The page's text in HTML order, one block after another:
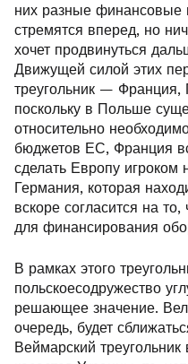
них разные финансовые
стремятся вперед, но
хочет продвинуться
Движущей силой этих
треугольник —
поскольку в Польше
относительно
бюджетов ЕС, Франция
сделать Европу
Германия, которая
вскоре согласится на
для финансирования
В рамках этого
польскоесодружество
решающее значение.
очередь, будет
Веймарский